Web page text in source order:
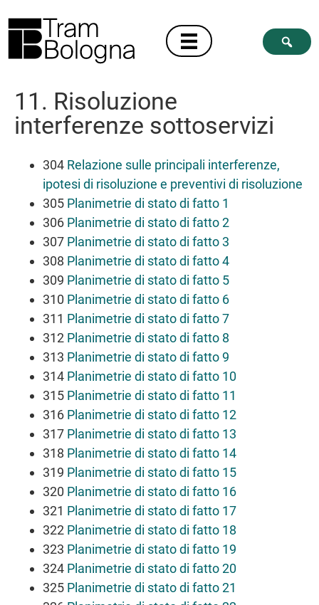
11. Risoluzione
interferenze sottoservizi
304 Relazione sulle principali interferenze,
ipotesi di risoluzione e preventivi di risoluzione
305 Planimetrie di stato di fatto 1
306 Planimetrie di stato di fatto 2
307 Planimetrie di stato di fatto 3
308 Planimetrie di stato di fatto 4
309 Planimetrie di stato di fatto 5
310 Planimetrie di stato di fatto 6
311 Planimetrie di stato di fatto 7
312 Planimetrie di stato di fatto 8
313 Planimetrie di stato di fatto 9
314 Planimetrie di stato di fatto 10
315 Planimetrie di stato di fatto 11
316 Planimetrie di stato di fatto 12
317 Planimetrie di stato di fatto 13
318 Planimetrie di stato di fatto 14
319 Planimetrie di stato di fatto 15
320 Planimetrie di stato di fatto 16
321 Planimetrie di stato di fatto 17
322 Planimetrie di stato di fatto 18
323 Planimetrie di stato di fatto 19
324 Planimetrie di stato di fatto 20
325 Planimetrie di stato di fatto 21